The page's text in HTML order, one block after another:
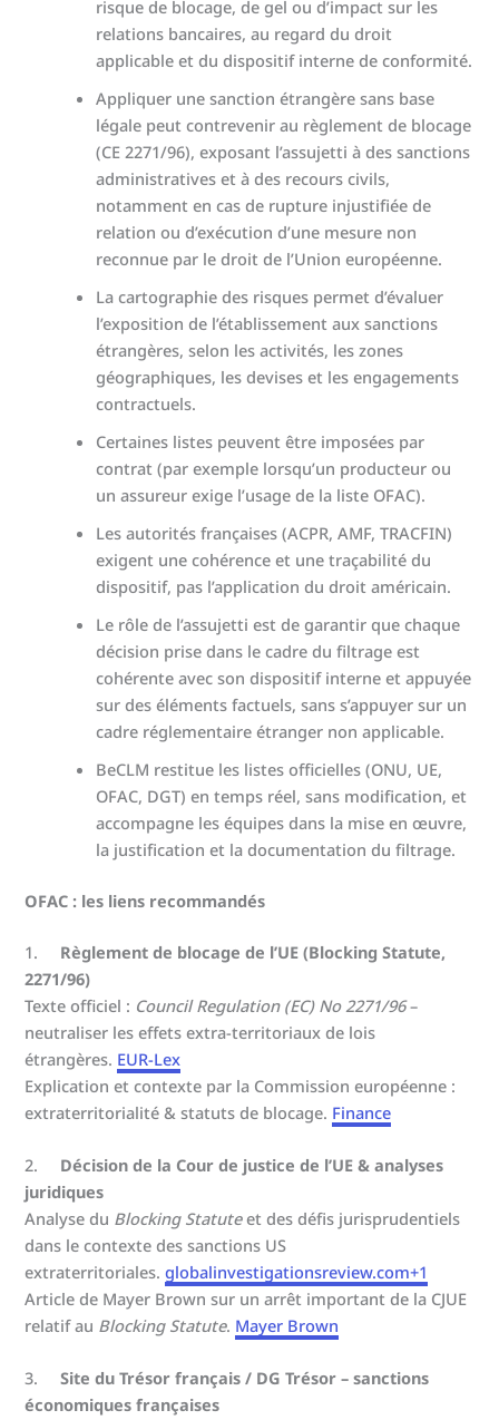
risque de blocage, de gel ou d’impact sur les
relations bancaires, au regard du droit
applicable et du dispositif interne de conformité.
Appliquer une sanction étrangère sans base
légale peut contrevenir au règlement de blocage
(CE 2271/96), exposant l’assujetti à des sanctions
administratives et à des recours civils,
notamment en cas de rupture injustifiée de
relation ou d’exécution d’une mesure non
reconnue par le droit de l’Union européenne.
La cartographie des risques permet d’évaluer
l’exposition de l’établissement aux sanctions
étrangères, selon les activités, les zones
géographiques, les devises et les engagements
contractuels.
Certaines listes peuvent être imposées par
contrat (par exemple lorsqu’un producteur ou
un assureur exige l’usage de la liste OFAC).
Les autorités françaises (ACPR, AMF, TRACFIN)
exigent une cohérence et une traçabilité du
dispositif, pas l’application du droit américain.
Le rôle de l’assujetti est de garantir que chaque
décision prise dans le cadre du filtrage est
cohérente avec son dispositif interne et appuyée
sur des éléments factuels, sans s’appuyer sur un
cadre réglementaire étranger non applicable.
BeCLM restitue les listes officielles (ONU, UE,
OFAC, DGT) en temps réel, sans modification, et
accompagne les équipes dans la mise en œuvre,
la justification et la documentation du filtrage.
OFAC : les liens recommandés
1. Règlement de blocage de l’UE (Blocking Statute,
2271/96)
Texte officiel : Council Regulation (EC) No 2271/96–
neutraliser les effets extra-territoriaux de lois
étrangères. EUR-Lex
Explication et contexte par la Commission européenne :
extraterritorialité & statuts de blocage. Finance
2. Décision de la Cour de justice de l’UE & analyses
juridiques
Analyse du Blocking Statuteet des défis jurisprudentiels
dans le contexte des sanctions US
extraterritoriales.globalinvestigationsreview.com+1
Article de Mayer Brown sur un arrêt important de la CJUE
relatif au Blocking Statute. Mayer Brown
3.Site du Trésor français / DG Trésor – sanctions
économiques françaises